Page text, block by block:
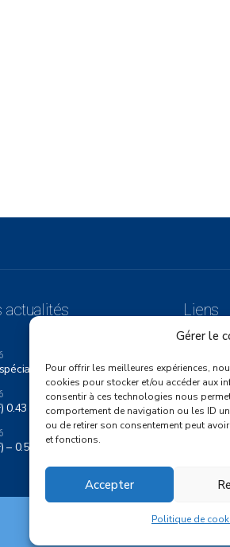
Gérer le
Pour offrir les meilleures expériences,
cookies pour stocker et/ou accéder aux
consentir à ces technologies nous
comportement de navigation ou les ID
ou de retirer son consentement peut
et fonctions.
Accepter
Politique de
actualités
(H/F) / CEP / CDI
0.43 ETP – CMPP
– 0.50 ETP CMPP
Liens
Politique